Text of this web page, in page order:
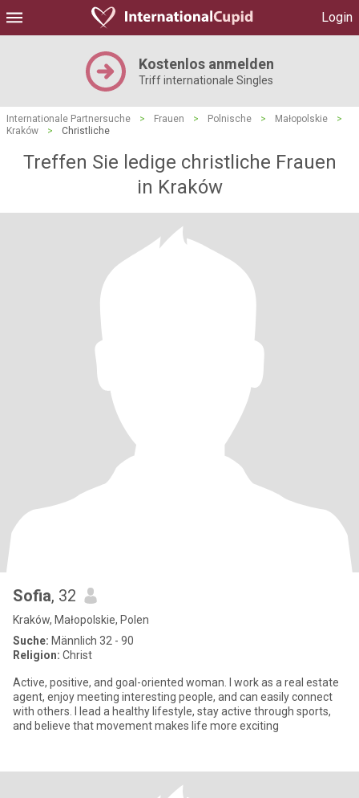
Login
Kostenlos anmelden
Triff internationale Singles
Internationale Partnersuche > Frauen > Polnische > Małopolskie
>
Kraków
> Christliche
Treffen Sie ledige christliche Frauen
in Kraków
Sofia, 32
Kraków, Małopolskie, Polen
Suche: Männlich 32 - 90
Religion: Christ
Active, positive, and goal-oriented woman. I work as a real estate
agent, enjoy meeting interesting people, and can easily connect
with others. I lead a healthy lifestyle, stay active through sports,
and believe that movement makes life more exciting